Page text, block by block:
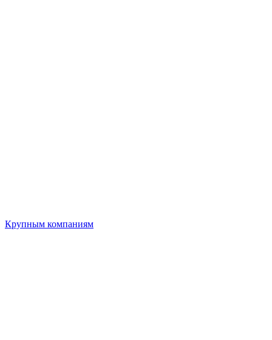
Крупным компаниям